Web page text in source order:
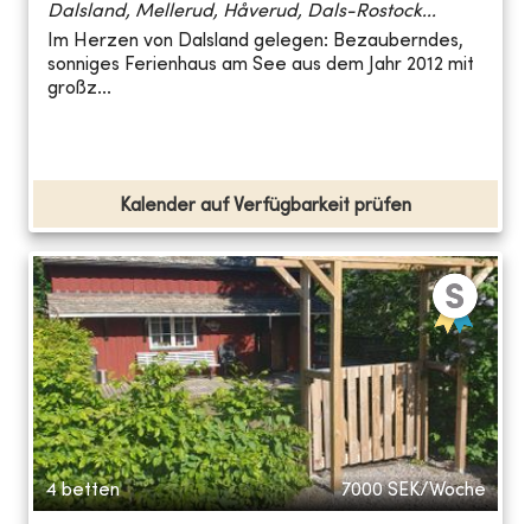
Dalsland, Mellerud, Håverud, Dals-Rostock...
Im Herzen von Dalsland gelegen: Bezauberndes,
sonniges Ferienhaus am See aus dem Jahr 2012 mit
großz...
Kalender auf Verfügbarkeit prüfen
4 betten 7000 SEK/Woche